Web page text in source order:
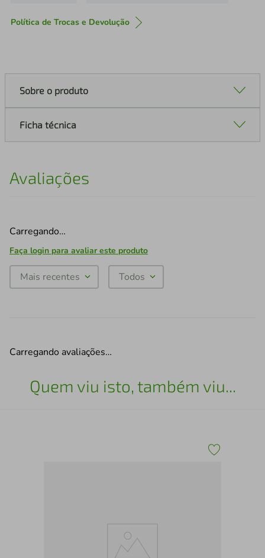
Política de Trocas e Devolução
Sobre o produto
Ficha técnica
Avaliações
Carregando…
Faça login para avaliar este produto
Mais recentes Todos
Carregando avaliações…
Quem viu isto, também viu...